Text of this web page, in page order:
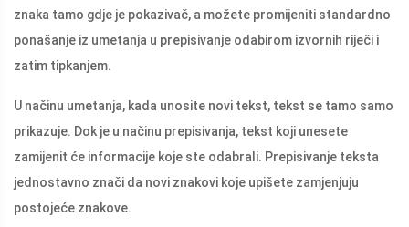
znaka tamo gdje je pokazivač, a možete promijeniti standardno
ponašanje iz umetanja u prepisivanje odabirom izvornih riječi i
zatim tipkanjem.
U načinu umetanja, kada unosite novi tekst, tekst se tamo samo
prikazuje. Dok je u načinu prepisivanja, tekst koji unesete
zamijenit će informacije koje ste odabrali. Prepisivanje teksta
jednostavno znači da novi znakovi koje upišete zamjenjuju
postojeće znakove.